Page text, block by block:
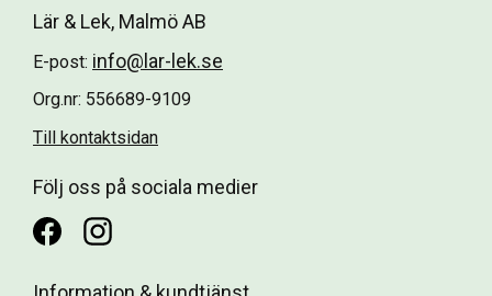
Lär & Lek, Malmö AB
E-post: info@lar-lek.se
Org.nr: 556689-9109
Till kontaktsidan
Följ oss på sociala medier